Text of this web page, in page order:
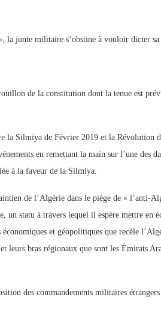
la junte militaire s’obstine à vouloir dicter
de la constitution dont la tenue est
la Silmiya de Février 2019 et la Révolution
en remettant la main sur l’une des
à la faveur de la Silmiya.
de l’Algérie dans le piège de « l’anti-
un statu à travers lequel il espère mettre en
et géopolitiques que recèle
leurs bras régionaux que sont les Émirats
des commandements militaires